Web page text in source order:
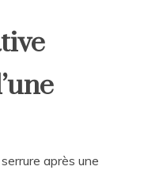
après une